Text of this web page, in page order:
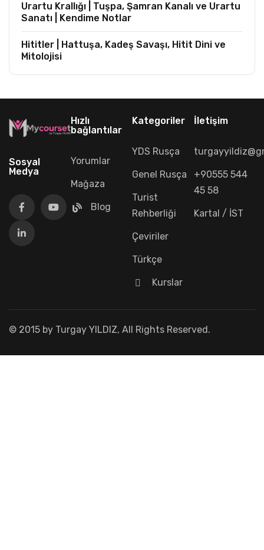
Urartu Krallığı | Tuşpa, Şamran Kanalı ve Urartu
Sanatı | Kendime Notlar
Hititler | Hattuşa, Kadeş Savaşı, Hitit Dini ve
Mitolojisi
Sosyal
Medya
Hızlı
bağlantılar
Yorumlar
Mağaza
Blog
Kategoriler
YDS Rusça
Genel Rusça
Turist
Rehberliği
Çeviriler
Türkçe
Kurslar
İletişim
+90555 544
45 58
Kartal / İST
© 2015 by Turgay YILDIZ, All Rights Reserved.